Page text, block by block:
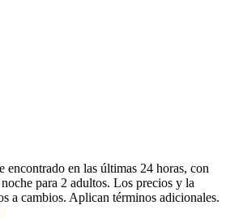
encontrado en las últimas 24 horas, con
para 2 adultos. Los precios y la
a cambios. Aplican términos adicionales.